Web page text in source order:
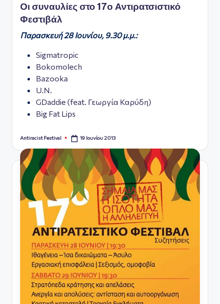
ς
Οι συναυλίες στο 17ο Αντιρατσιστικό
Φεστιβάλ
Παρασκευή 28 Ιουνίου, 9.30 μ.μ.:
Sigmatropic
Bokomolech
Bazooka
U.N.
GDaddie (feat. Γεωργία Καρύδη)
Big Fat Lips
Συγγραφέας:
Antiracist Festival 19 Ιουνίου 2013